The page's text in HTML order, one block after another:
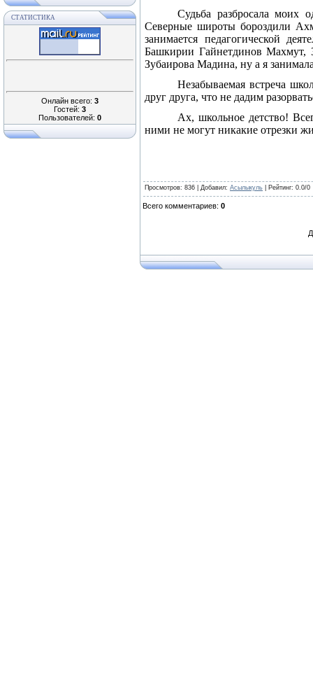
СТАТИСТИКА
Онлайн всего: 3
Гостей: 3
Пользователей: 0
Судьба разбросала моих
Северные широты бороздили
занимается педагогической
Башкирии Гайнетдинов Махмут,
Зубаирова Мадина, ну а я
Незабываемая встреча
друг друга, что не дадим
Ах, школьное детство!
ними не могут никакие отрезки
Просмотров: 836 | Добавил: Асылыкуль Рейтинг: 0.0/0
Всего комментариев: 0